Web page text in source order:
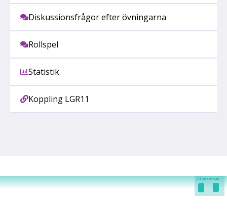
Diskussionsfrågor efter övningarna
Rollspel
Statistik
Koppling LGR11
GÅ I/UR FULLSKÄRM